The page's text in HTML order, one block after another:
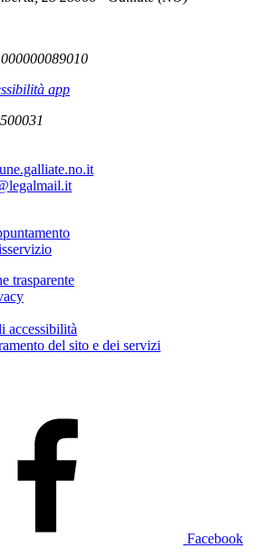
app
trasparente
accessibilità
del sito e dei servizi
Facebook